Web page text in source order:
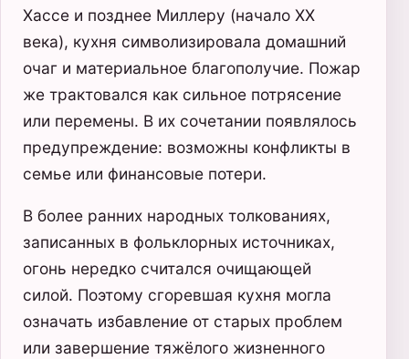
Хассе и позднее Миллеру (начало XX
века), кухня символизировала домашний
очаг и материальное благополучие. Пожар
же трактовался как сильное потрясение
или перемены. В их сочетании появлялось
предупреждение: возможны конфликты в
семье или финансовые потери.
В более ранних народных толкованиях,
записанных в фольклорных источниках,
огонь нередко считался очищающей
силой. Поэтому сгоревшая кухня могла
означать избавление от старых проблем
или завершение тяжёлого жизненного